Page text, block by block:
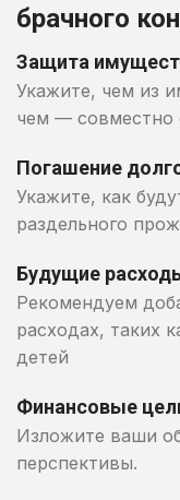
брачного
Защита
Укажите, чем из
чем — совместно
Погашение
Укажите, как
раздельного
Будущие
Рекомендуем
расходах, таких
детей
Финансовые
Изложите ваши
перспективы.